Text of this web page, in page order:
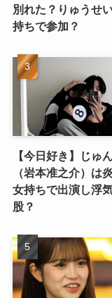
別れた？りゅうせ
持ちで参加？
【今日好き】じゅ
（岩本准之介）は
女持ちで出演し浮
股？